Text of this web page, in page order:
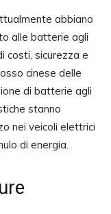
abbiano
alle batterie agli
costi, sicurezza e
cinese delle
di batterie agli
stanno
nei veicoli elettrici
di energia.